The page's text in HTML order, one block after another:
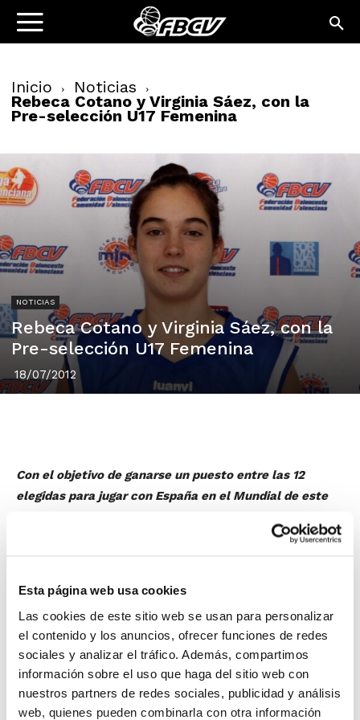
Esta página web usa cookies
Las cookies de este sitio web se usan para personalizar
el contenido y los anuncios, ofrecer funciones de redes
sociales y analizar el tráfico. Además, compartimos
información sobre el uso que haga del sitio web con
nuestros partners de redes sociales, publicidad y análisis
web, quienes pueden combinarla con otra información
Inicio Noticias
Rebeca Cotano y Virginia Sáez, con la
Pre-selección U17 Femenina
NOTICIAS
Rebeca Cotano y Virginia Sáez, con la
Pre-selección U17 Femenina
18/07/2012
Con el objetivo de ganarse un puesto entre las 12
elegidas para jugar con España en el Mundial de este
Valenciana en los Campeonatos de España de
Selecciones Autonómicas.
La Pre-selección se concentrará en
Lanzarote a partir del 23 de julio, donde